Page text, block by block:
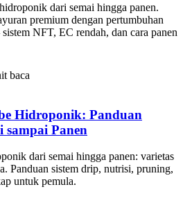
dari semai hingga panen.
premium dengan pertumbuhan
NFT, EC rendah, dan cara panen
baca
Hidroponik: Panduan
sampai Panen
dari semai hingga panen: varietas
Panduan sistem drip, nutrisi, pruning,
untuk pemula.